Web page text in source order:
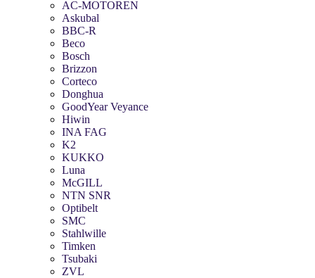
AC-MOTOREN
Askubal
BBC-R
Beco
Bosch
Brizzon
Corteco
Donghua
GoodYear Veyance
Hiwin
INA FAG
K2
KUKKO
Luna
McGILL
NTN SNR
Optibelt
SMC
Stahlwille
Timken
Tsubaki
ZVL